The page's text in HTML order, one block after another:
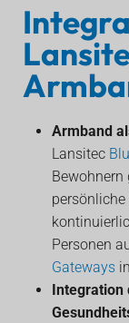
Armband
Lansitec
Bewohnern
Personen
Gateways
Integration